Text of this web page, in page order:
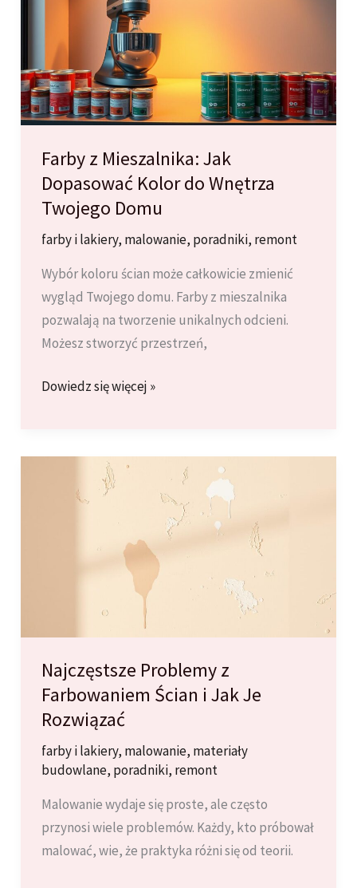
Projektu?
Farby z Mieszalnika: Jak
Dopasować Kolor do Wnętrza
Twojego Domu
farby i lakiery, malowanie, poradniki, remont
Wybór koloru ścian może całkowicie zmienić
wygląd Twojego domu. Farby z mieszalnika
pozwalają na tworzenie unikalnych odcieni.
Możesz stworzyć przestrzeń,
Farby
Jak
Dopasować
Dowiedz się więcej »
Najczęstsze Problemy z
Farbowaniem Ścian i Jak Je
Rozwiązać
farby i lakiery, malowanie, materiały
budowlane, poradniki, remont
Malowanie wydaje się proste, ale często
przynosi wiele problemów. Każdy, kto próbował
malować, wie, że praktyka różni się od teorii.